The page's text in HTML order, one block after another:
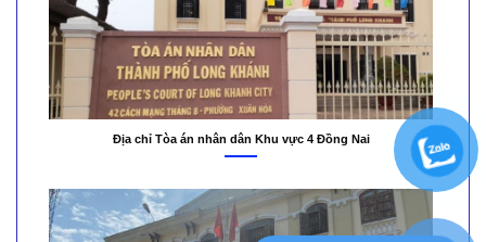
Địa chỉ Tòa án nhân dân Khu vực 4 Đồng Nai